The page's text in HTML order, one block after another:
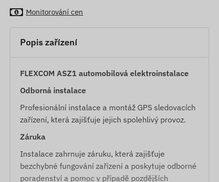
Monitorování cen
Popis zařízení
FLEXCOM ASZ1 automobilová elektroinstalace
Odborná instalace
Profesionální instalace a montáž GPS sledovacích
zařízení, která zajišťuje jejich spolehlivý provoz.
Záruka
Instalace zahrnuje záruku, která zajišťuje
bezchybné fungování zařízení a poskytuje odborné
poradenství a pomoc v případě pozdějších